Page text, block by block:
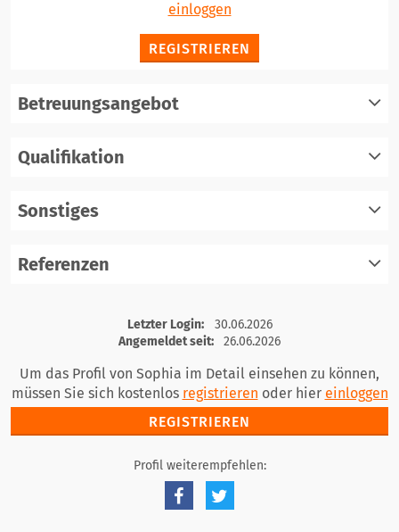
einloggen
REGISTRIEREN
Betreuungsangebot
Qualifikation
Sonstiges
Referenzen
registrieren
einloggen
Letzter Login:
30.06.2026
Angemeldet seit:
26.06.2026
Um das Profil von Sophia im Detail einsehen zu können,
müssen Sie sich kostenlos registrieren oder hier einloggen
REGISTRIEREN
Profil weiterempfehlen: